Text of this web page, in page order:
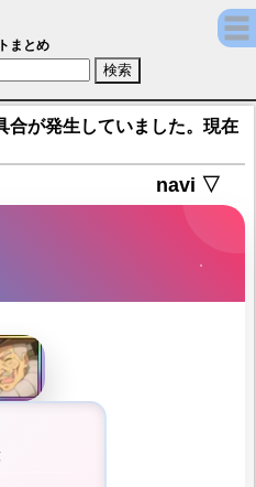
山穣)【たとえばラストダ
まとめ
合が発生していました。現在
navi ▽